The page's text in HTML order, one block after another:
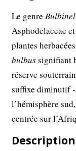
Le genre
Asphodelaceae
plantes
bulbussignifiant
réserve
suffixe diminutif
l’hémisphère
centrée sur